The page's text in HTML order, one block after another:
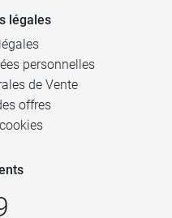
légales
personnelles
de Vente
offres